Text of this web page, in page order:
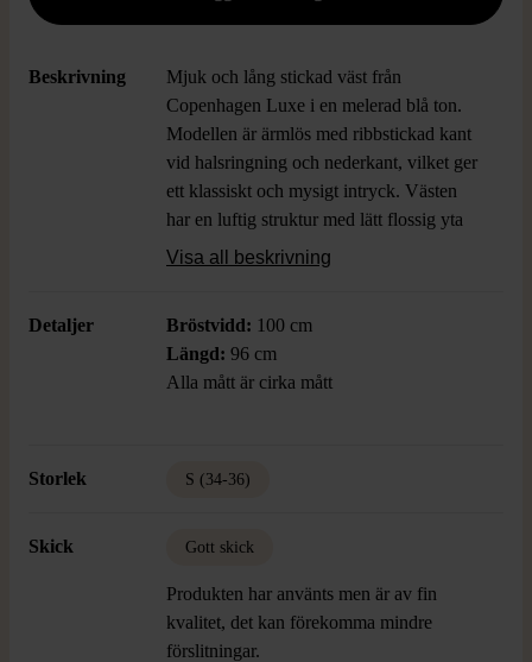
Beskrivning
Mjuk och lång stickad väst från
Copenhagen Luxe i en melerad blå ton.
Modellen är ärmlös med ribbstickad kant
vid halsringning och nederkant, vilket ger
ett klassiskt och mysigt intryck. Västen
har en luftig struktur med lätt flossig yta
och en rak, avslappnad passform. Perfekt
Visa all beskrivning
Detaljer Bröstvidd: 100 cm
Längd: 96 cm
Alla mått är cirka mått
Storlek S (34-36)
Skick Gott skick
Produkten har använts men är av fin
kvalitet, det kan förekomma mindre
förslitningar.